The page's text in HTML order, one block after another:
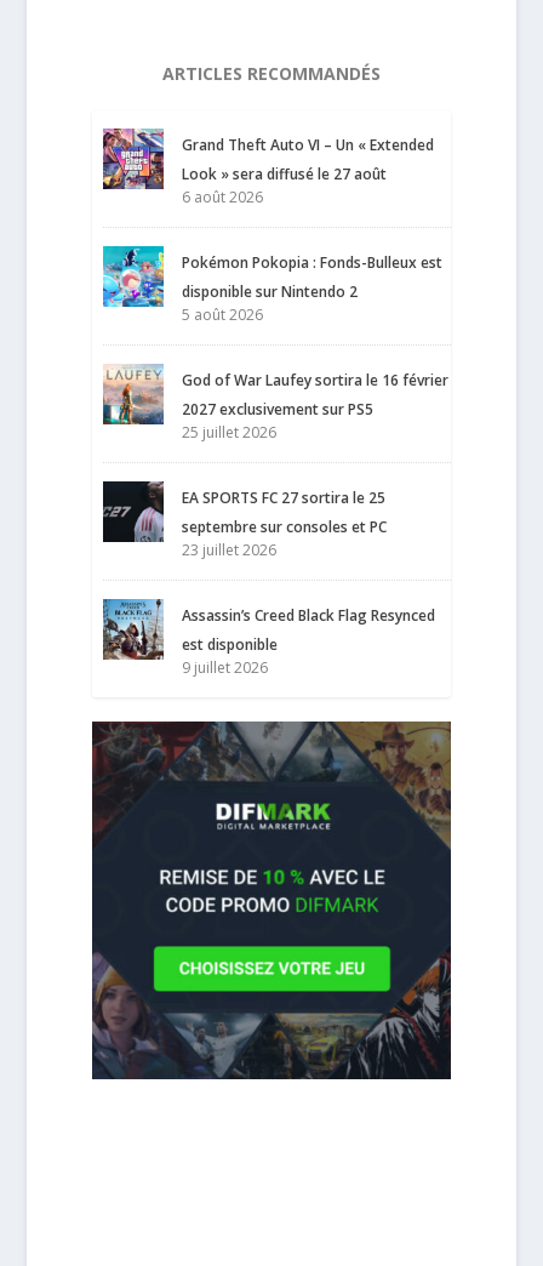
ARTICLES RECOMMANDÉS
Grand Theft Auto VI – Un « Extended
Look » sera diffusé le 27 août
6 août 2026
Pokémon Pokopia : Fonds-Bulleux est
disponible sur Nintendo 2
5 août 2026
God of War Laufey sortira le 16 février
2027 exclusivement sur PS5
25 juillet 2026
EA SPORTS FC 27 sortira le 25
septembre sur consoles et PC
23 juillet 2026
Assassin’s Creed Black Flag Resynced
est disponible
9 juillet 2026